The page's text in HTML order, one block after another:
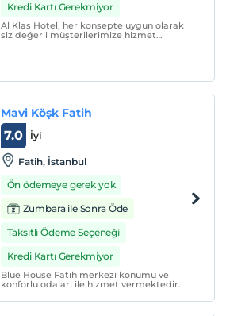
Kredi Kartı Gerekmiyor
Al Klas Hotel, her konsepte uygun olarak
siz değerli müşterilerimize hizmet
Mavi Köşk Fatih
İyi
7.0
Fatih, İstanbul
Ön ödemeye gerek yok
Zumbara ile Sonra Öde
Taksitli Ödeme Seçeneği
Kredi Kartı Gerekmiyor
Blue House Fatih merkezi konumu ve
konforlu odaları ile hizmet vermektedir.